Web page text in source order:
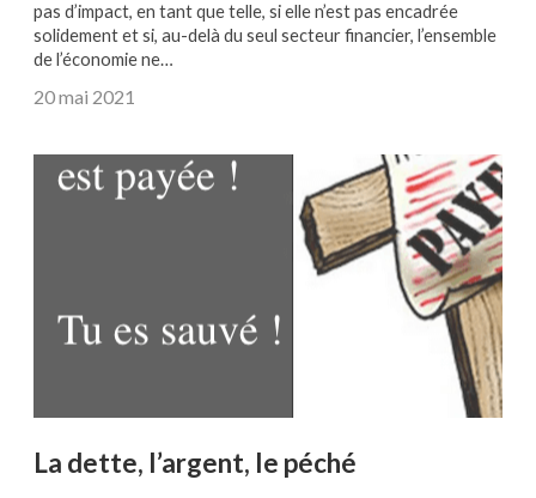
pas d’impact, en tant que telle, si elle n’est pas encadrée
solidement et si, au-delà du seul secteur financier, l’ensemble
de l’économie ne…
20 mai 2021
La dette, l’argent, le péché